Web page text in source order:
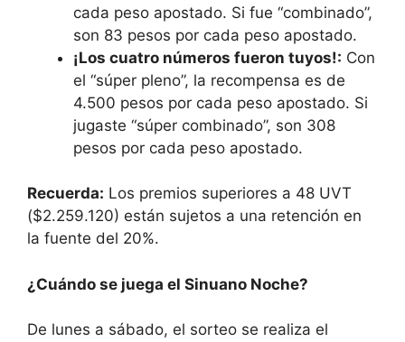
cada peso apostado. Si fue “combinado”,
son 83 pesos por cada peso apostado.
¡Los cuatro números fueron tuyos!: Con
el “súper pleno”, la recompensa es de
4.500 pesos por cada peso apostado. Si
jugaste “súper combinado”, son 308
pesos por cada peso apostado.
Recuerda: Los premios superiores a 48 UVT
($2.259.120) están sujetos a una retención en
la fuente del 20%.
¿Cuándo se juega el Sinuano Noche?
De lunes a sábado, el sorteo se realiza el